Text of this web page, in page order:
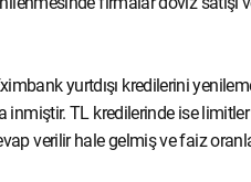
yurtdışı kredilerini
TL kredilerinde ise
verilir hale gelmiş ve faiz